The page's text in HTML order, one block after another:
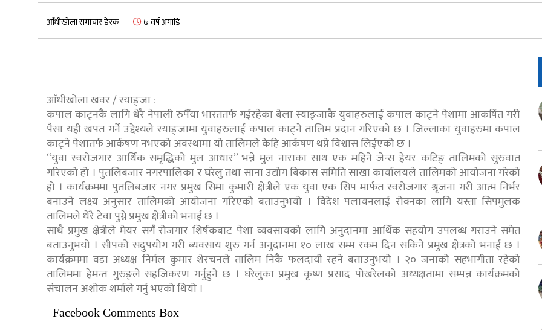
आँधीखोला समाचार डेस्क ७ वर्ष अगाडि
आँधीखोला खवर / स्याङ्जा :
कपाल काट्नकै लागि धेरै नेपाली रुपैँया भारततर्फ गईरहेका बेला स्याङ्जाकै युवाहरुलाई कपाल काट्ने पेशामा आकर्षित गरी
पैसा यही खपत गर्ने उद्देश्यले स्याङ्जामा युवाहरुलाई कपाल काट्ने तालिम प्रदान गरिएको छ । जिल्लाका युवाहरुमा कपाल
काट्ने पेशातर्फ आर्कषण नभएको अवस्थामा यो तालिमले केहि आर्कषण थप्ने विश्वास लिईएको छ ।
“युवा स्वरोजगार आर्थिक समृद्धिको मुल आधार” भन्ने मुल नाराका साथ एक महिने जेन्स हेयर कटिङ् तालिमको सुरुवात
गरिएको हो । पुतलिबजार नगरपालिका र घरेलु तथा साना उद्योग बिकास समिति साखा कार्यालयले तालिमको आयोजना गरेको
हो । कार्यक्रममा पुतलिबजार नगर प्रमुख सिमा कुमारी क्षेत्रीले एक युवा एक सिप मार्फत स्वरोजगार श्रृजना गरी आत्म निर्भर
बनाउने लक्ष्य अनुसार तालिमको आयोजना गरिएको बताउनुभयो । विदेश पलायनलाई रोक्नका लागि यस्ता सिपमुलक
तालिमले धेरै टेवा पुग्ने प्रमुख क्षेत्रीको भनाई छ ।
साथै प्रमुख क्षेत्रीले मेयर सगँ रोजगार शिर्षकबाट पेशा व्यवसायको लागि अनुदानमा आर्थिक सहयोग उपलब्ध गराउने समेत
बताउनुभयो । सीपको सदुपयोग गरी ब्यवसाय शुरु गर्न अनुदानमा १० लाख सम्म रकम दिन सकिने प्रमुख क्षेत्रको भनाई छ ।
कार्यक्रममा वडा अध्यक्ष निर्मल कुमार शेरचनले तालिम निकै फलदायी रहने बताउनुभयो । २० जनाको सहभागीता रहेको
तालिममा हेमन्त गुरुङ्ले सहजिकरण गर्नुहुने छ । घरेलुका प्रमुख कृष्ण प्रसाद पोखरेलको अध्यक्षतामा सम्पन्न कार्यक्रमको
संचालन अशोक शर्माले गर्नु भएको थियो ।
Facebook Comments Box